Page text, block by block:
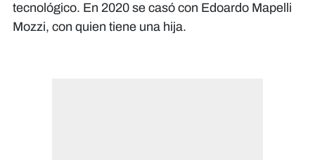
tecnológico. En 2020 se casó con Edoardo Mapelli
Mozzi, con quien tiene una hija.